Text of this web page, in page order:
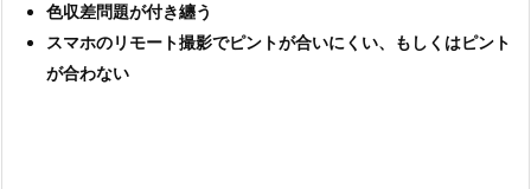
色収差問題が付き纏う
スマホのリモート撮影でピントが合いにくい、もしくはピント
が合わない